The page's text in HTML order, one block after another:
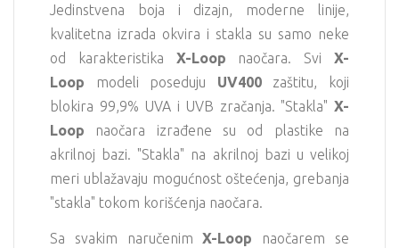
Jedinstvena boja i dizajn, moderne linije,
kvalitetna izrada okvira i stakla su samo neke
od karakteristika X-Loop naočara. SviX-
Loop modeli poseduju UV400zaštitu, koji
blokira 99,9% UVA i UVB zračanja. "Stakla" X-
Loop naočara izrađene su od plastike na
akrilnoj bazi. "Stakla" na akrilnoj bazi u velikoj
meri ublažavaju mogućnost oštećenja, grebanja
"stakla" tokom korišćenja naočara.
Sa svakim naručenim X-Loop naočarem se